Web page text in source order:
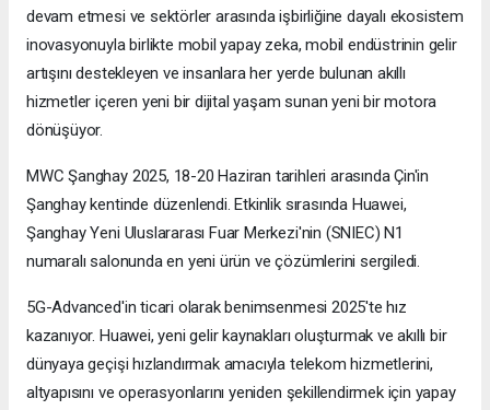
devam etmesi ve sektörler arasında işbirliğine dayalı ekosistem
inovasyonuyla birlikte mobil yapay zeka, mobil endüstrinin gelir
artışını destekleyen ve insanlara her yerde bulunan akıllı
hizmetler içeren yeni bir dijital yaşam sunan yeni bir motora
dönüşüyor.
MWC Şanghay 2025, 18-20 Haziran tarihleri arasında Çin'in
Şanghay kentinde düzenlendi. Etkinlik sırasında Huawei,
Şanghay Yeni Uluslararası Fuar Merkezi'nin (SNIEC) N1
numaralı salonunda en yeni ürün ve çözümlerini sergiledi.
5G-Advanced'in ticari olarak benimsenmesi 2025'te hız
kazanıyor. Huawei, yeni gelir kaynakları oluşturmak ve akıllı bir
dünyaya geçişi hızlandırmak amacıyla telekom hizmetlerini,
altyapısını ve operasyonlarını yeniden şekillendirmek için yapay